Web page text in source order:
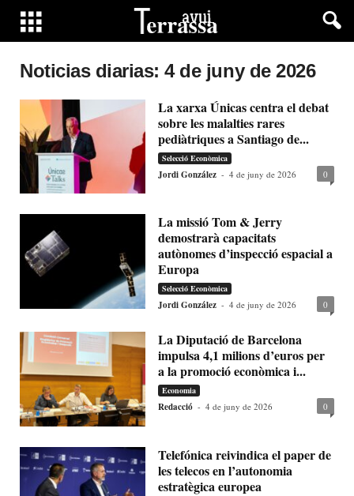
Noticias diarias: 4 de juny de 2026
La xarxa Únicas centra el debat
sobre les malalties rares
pediàtriques a Santiago de...
Selecció Econòmica
Jordi González - 4 de juny de 2026 0
La missió Tom & Jerry
demostrarà capacitats
autònomes d’inspecció espacial a
Europa
Selecció Econòmica
Jordi González - 4 de juny de 2026 0
La Diputació de Barcelona
impulsa 4,1 milions d’euros per
a la promoció econòmica i...
Economia
Redacció - 4 de juny de 2026 0
Telefónica reivindica el paper de
les telecos en l’autonomia
estratègica europea